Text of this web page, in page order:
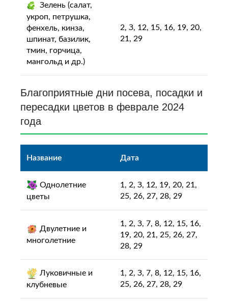
Зелень (салат,
укроп, петрушка,
фенхель, кинза,
шпинат, базилик,
тмин, горчица,
мангольд и др.)
2, З, 12, 15, 16, 19, 20,
21, 29
Благоприятные дни посева, посадки и
пересадки цветов в феврале 2024
года
Название Дата
Однолетние
цветы
1, 2, З, 12, 19, 20, 21,
25, 26, 27, 28, 29
Двулетние и
многолетние
1, 2, З, 7, 8, 12, 15, 16,
19, 20, 21, 25, 26, 27,
28, 29
Луковичные и
клубневые
1, 2, З, 7, 8, 12, 15, 16,
25, 26, 27, 28, 29